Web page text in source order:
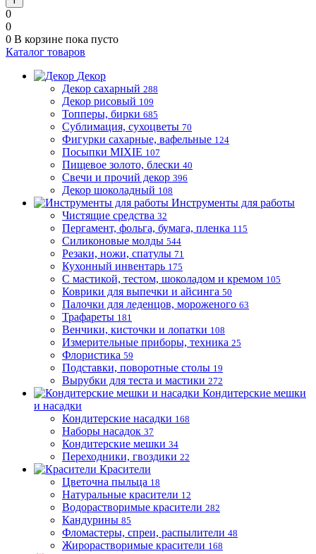
0
0
0 В корзине пока пусто
Каталог товаров
Декор
Декор сахарный 288
Декор рисовый 109
Топперы, бирки 685
Сублимация, сухоцветы 70
Фигурки сахарные, вафельные 124
Посыпки MIXIE 107
Пищевое золото, блески 40
Свечи и прочий декор 396
Декор шоколадный 108
Инструменты для работы
Чистящие средства 32
Пергамент, фольга, бумага, пленка 115
Силиконовые молды 544
Резаки, ножи, спатулы 71
Кухонный инвентарь 175
С мастикой, тестом, шоколадом и кремом 105
Коврики для выпечки и айсинга 50
Палочки для леденцов, мороженого 63
Трафареты 181
Венчики, кисточки и лопатки 108
Измерительные приборы, техника 25
Флористика 59
Подставки, поворотные столы 19
Вырубки для теста и мастики 272
Кондитерские мешки
и насадки
Кондитерские насадки 168
Наборы насадок 37
Кондитерские мешки 34
Переходники, гвоздики 22
Красители
Цветочна пыльца 18
Натуральные красители 12
Водорастворимые красители 282
Кандурины 85
Фломастеры, спреи, распылители 48
Жирорастворимые красители 168